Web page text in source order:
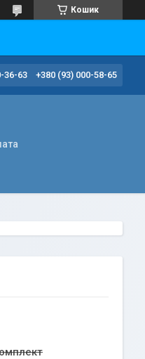
Кошик
36-63 +380 (93) 000-58-65